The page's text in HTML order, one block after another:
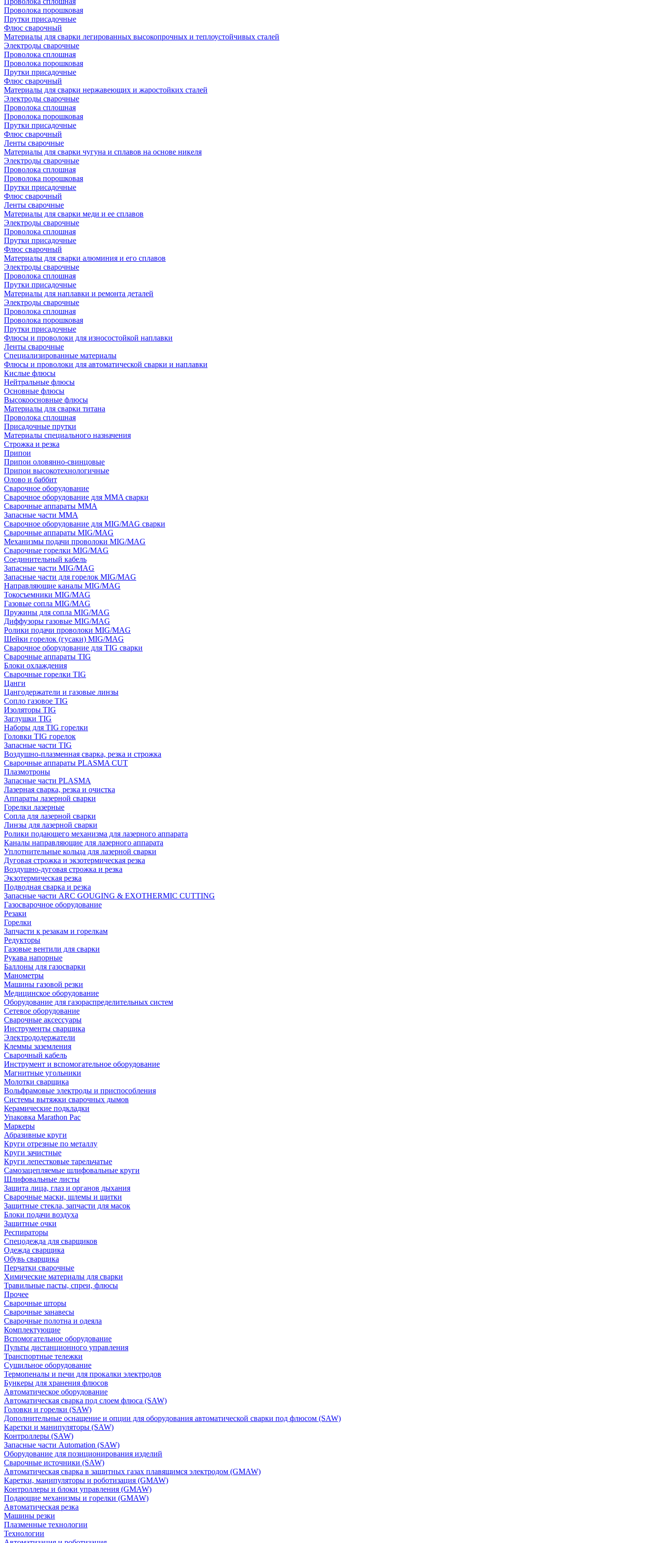
Проволока порошковая
Прутки присадочные
Флюс сварочный
Материалы для сварки легированных высокопрочных и теплоустойчивых сталей
Электроды сварочные
Проволока сплошная
Проволока порошковая
Прутки присадочные
Флюс сварочный
Материалы для сварки нержавеющих и жаростойких сталей
Электроды сварочные
Проволока сплошная
Проволока порошковая
Прутки присадочные
Флюс сварочный
Ленты сварочные
Материалы для сварки чугуна и сплавов на основе никеля
Электроды сварочные
Проволока сплошная
Проволока порошковая
Прутки присадочные
Флюс сварочный
Ленты сварочные
Материалы для сварки меди и ее сплавов
Электроды сварочные
Проволока сплошная
Прутки присадочные
Флюс сварочный
Материалы для сварки алюминия и его сплавов
Электроды сварочные
Проволока сплошная
Прутки присадочные
Материалы для наплавки и ремонта деталей
Электроды сварочные
Проволока сплошная
Проволока порошковая
Прутки присадочные
Флюсы и проволоки для износостойкой наплавки
Ленты сварочные
Специализированные материалы
Флюсы и проволоки для автоматической сварки и наплавки
Кислые флюсы
Нейтральные флюсы
Основные флюсы
Высокоосновные флюсы
Материалы для сварки титана
Проволока сплошная
Присадочные прутки
Материалы специального назначения
Строжка и резка
Припои
Припои оловянно-свинцовые
Припои высокотехнологичные
Олово и баббит
Сварочное оборудование
Сварочное оборудование для MMA сварки
Сварочные аппараты MMA
Запасные части MMA
Сварочное оборудование для MIG/MAG сварки
Сварочные аппараты MIG/MAG
Механизмы подачи проволоки MIG/MAG
Сварочные горелки MIG/MAG
Соединительный кабель
Запасные части MIG/MAG
Запасные части для горелок MIG/MAG
Направляющие каналы MIG/MAG
Токосъемники MIG/MAG
Газовые сопла MIG/MAG
Пружины для сопла MIG/MAG
Диффузоры газовые MIG/MAG
Ролики подачи проволоки MIG/MAG
Шейки горелок (гусаки) MIG/MAG
Сварочное оборудование для TIG сварки
Сварочные аппараты TIG
Блоки охлаждения
Сварочные горелки TIG
Цанги
Цангодержатели и газовые линзы
Сопло газовое TIG
Изоляторы TIG
Заглушки TIG
Наборы для TIG горелки
Головки TIG горелок
Запасные части TIG
Воздушно-плазменная сварка, резка и строжка
Сварочные аппараты PLASMA CUT
Плазмотроны
Запасные части PLASMA
Лазерная сварка, резка и очистка
Аппараты лазерной сварки
Горелки лазерные
Сопла для лазерной сварки
Линзы для лазерной сварки
Ролики подающего механизма для лазерного аппарата
Каналы направляющие для лазерного аппарата
Уплотнительные кольца для лазерной сварки
Дуговая строжка и экзотермическая резка
Воздушно-дуговая строжка и резка
Экзотермическая резка
Подводная сварка и резка
Запасные части ARC GOUGING & EXOTHERMIC CUTTING
Газосварочное оборудование
Резаки
Горелки
Запчасти к резакам и горелкам
Редукторы
Газовые вентили для сварки
Рукава напорные
Баллоны для газосварки
Манометры
Машины газовой резки
Медицинское оборудование
Оборудование для газораспределительных систем
Сетевое оборудование
Сварочные аксессуары
Инструменты сварщика
Электрододержатели
Клеммы заземления
Сварочный кабель
Инструмент и вспомогательное оборудование
Магнитные угольники
Молотки сварщика
Вольфрамовые электроды и приспособления
Системы вытяжки сварочных дымов
Керамические подкладки
Упаковка Marathon Pac
Маркеры
Абразивные круги
Круги отрезные по металлу
Круги зачистные
Круги лепестковые тарельчатые
Самозацепляемые шлифовальные круги
Шлифовальные листы
Защита лица, глаз и органов дыхания
Сварочные маски, шлемы и щитки
Защитные стекла, запчасти для масок
Блоки подачи воздуха
Защитные очки
Респираторы
Спецодежда для сварщиков
Одежда сварщика
Обувь сварщика
Перчатки сварочные
Химические материалы для сварки
Травильные пасты, спреи, флюсы
Прочее
Сварочные шторы
Сварочные занавесы
Сварочные полотна и одеяла
Комплектующие
Вспомогательное оборудование
Пульты дистанционного управления
Транспортные тележки
Сушильное оборудование
Термопеналы и печи для прокалки электродов
Бункеры для хранения флюсов
Автоматическое оборудование
Автоматическая сварка под слоем флюса (SAW)
Головки и горелки (SAW)
Дополнительные оснащение и опции для оборудования автоматической сварки под флюсом (SAW)
Каретки и манипуляторы (SAW)
Контроллеры (SAW)
Запасные части Automation (SAW)
Оборудование для позиционирования изделий
Сварочные источники (SAW)
Автоматическая сварка в защитных газах плавящимся электродом (GMAW)
Каретки, манипуляторы и роботизация (GMAW)
Контроллеры и блоки управления (GMAW)
Подающие механизмы и горелки (GMAW)
Автоматическая резка
Машины резки
Плазменные технологии
Технологии